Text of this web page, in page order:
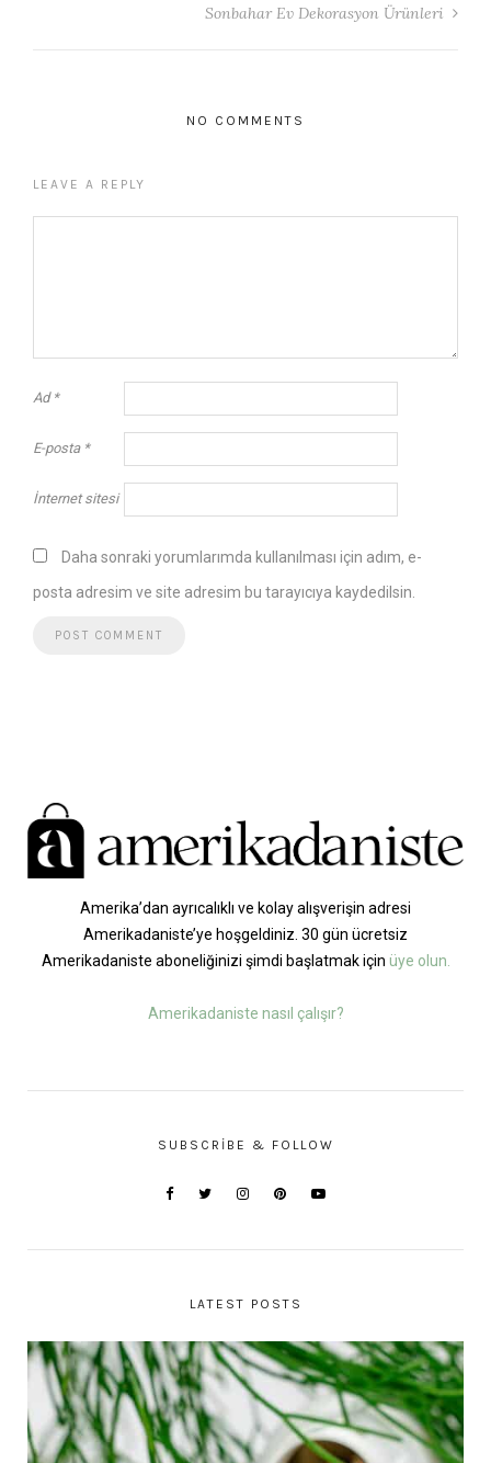
Sonbahar Ev Dekorasyon Ürünleri
NO COMMENTS
LEAVE A REPLY
Ad *
E-posta *
İnternet sitesi
Daha sonraki yorumlarımda kullanılması için adım, e-
posta adresim ve site adresim bu tarayıcıya kaydedilsin.
Amerika’dan ayrıcalıklı ve kolay alışverişin adresi
Amerikadaniste’ye hoşgeldiniz. 30 gün ücretsiz
Amerikadaniste aboneliğinizi şimdi başlatmak için üye olun.
Amerikadaniste nasıl çalışır?
SUBSCRIBE & FOLLOW
LATEST POSTS